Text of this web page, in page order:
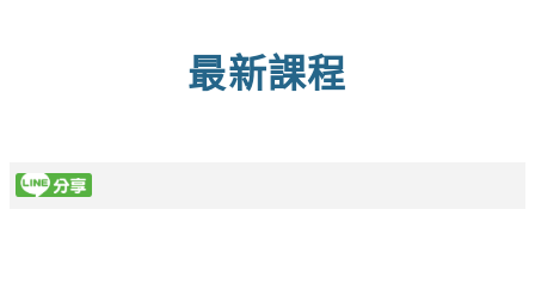
最新課程